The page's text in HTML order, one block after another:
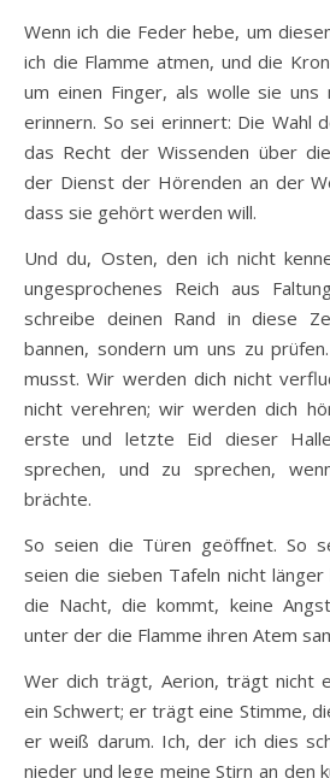
Wenn ich die Feder hebe, um
ich die Flamme atmen, und die
um einen Finger, als wolle sie uns
erinnern. So sei erinnert: Die Wahl
das Recht der Wissenden über
der Dienst der Hörenden an der
dass sie gehört werden will.
Und du, Osten, den ich nicht
ungesprochenes Reich aus
schreibe deinen Rand in diese
bannen, sondern um uns zu
musst. Wir werden dich nicht
nicht verehren; wir werden dich
erste und letzte Eid dieser
sprechen, und zu sprechen,
brächte.
So seien die Türen geöffnet. So
seien die sieben Tafeln nicht
die Nacht, die kommt, keine
unter der die Flamme ihren Atem
Wer dich trägt, Aerion, trägt nicht
ein Schwert; er trägt eine Stimme,
er weiß darum. Ich, der ich dies
nieder und lege meine Stirn an den